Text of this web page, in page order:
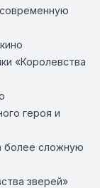
«Королевства
героя и
более сложную
зверей»